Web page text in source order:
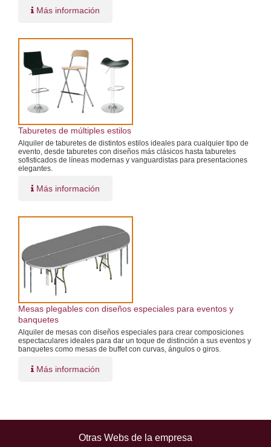
Más información
Taburetes de múltiples estilos
Alquiler de taburetes de distintos estilos ideales para cualquier tipo de
evento, desde taburetes con diseños más clásicos hasta taburetes
sofisticados de líneas modernas y vanguardistas para presentaciones
elegantes.
Más información
Mesas plegables con diseños especiales para eventos y
banquetes
Alquiler de mesas con diseños especiales para crear composiciones
espectaculares ideales para dar un toque de distinción a sus eventos y
banquetes como mesas de buffet con curvas, ángulos o giros.
Más información
Otras Webs de la empresa